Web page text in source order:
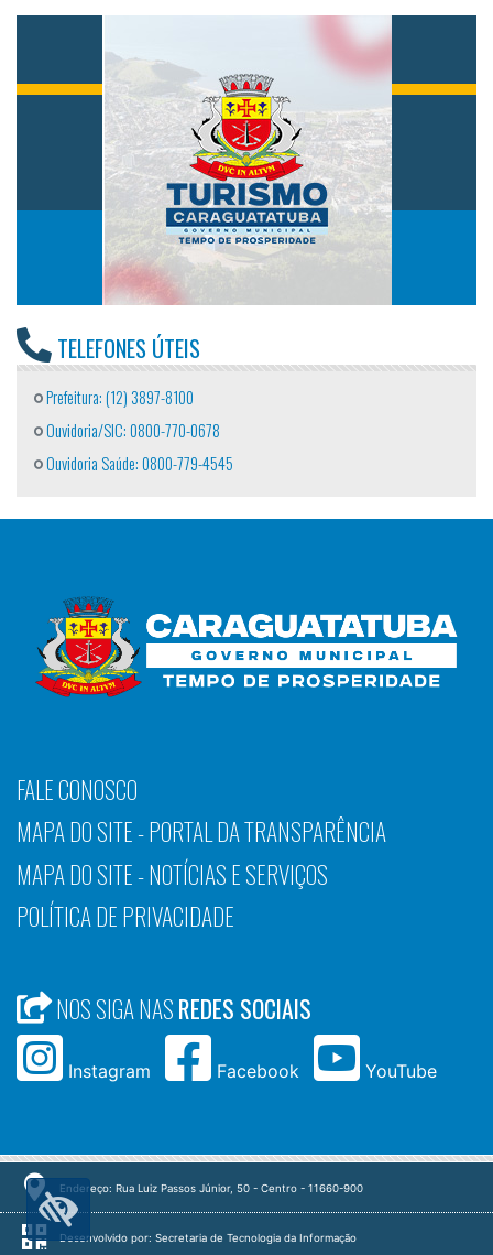
TELEFONES ÚTEIS
Prefeitura: (12) 3897-8100
Ouvidoria/SIC: 0800-770-0678
Ouvidoria Saúde: 0800-779-4545
FALE CONOSCO
MAPA DO SITE - PORTAL DA TRANSPARÊNCIA
MAPA DO SITE - NOTÍCIAS E SERVIÇOS
POLÍTICA DE PRIVACIDADE
NOS SIGA NASREDES SOCIAIS
Instagram Facebook YouTube
Endereço: Rua Luiz Passos Júnior, 50 - Centro - 11660-900
Desenvolvido por: Secretaria de Tecnologia da Informação